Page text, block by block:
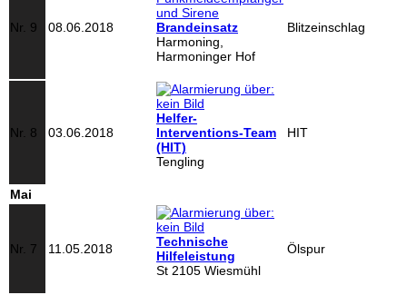
Nr. 9 08.06.2018
Brandeinsatz
Harmoning,
Harmoninger Hof
Blitzeinschlag
Nr. 8 03.06.2018
Helfer-
Interventions-Team
(HIT)
Tengling
HIT
Mai
Nr. 7 11.05.2018
Technische
Hilfeleistung
St 2105 Wiesmühl
Ölspur